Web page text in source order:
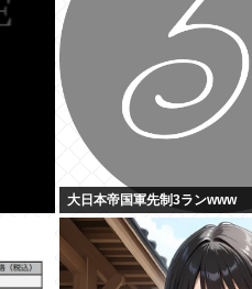
大日本帝国軍先制3ランwww